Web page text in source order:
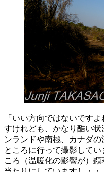
「いい方向ではないです
すけれども、かなり酷い
ンランドや南極、カナダ
ところに行って撮影して
ころ（温暖化の影響が）